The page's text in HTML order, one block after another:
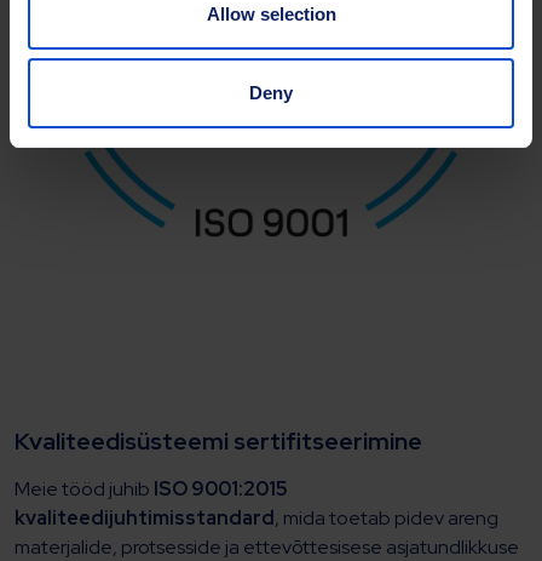
Allow selection
Deny
Kvaliteedisüsteemi sertifitseerimine
Meie tööd juhib ISO 9001:2015
kvaliteedijuhtimisstandard, mida toetab pidev areng
materjalide, protsesside ja ettevõttesisese asjatundlikkuse